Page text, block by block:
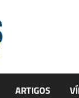
ARTIGOS